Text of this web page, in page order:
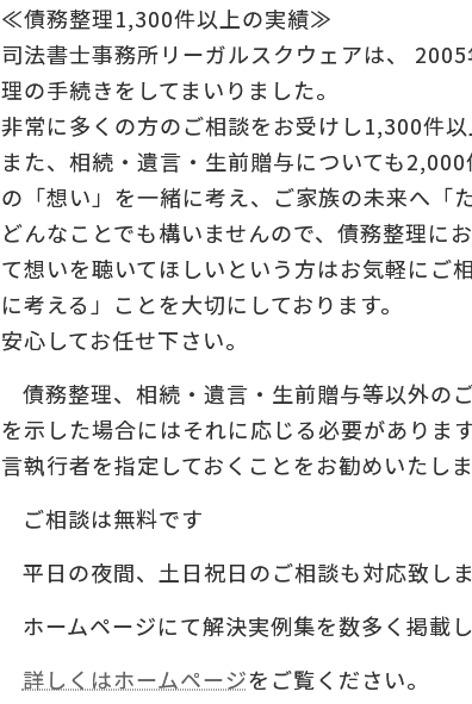
≪債務整理1,300件以上の実績≫
司法書士事務所リーガルスクウェアは、
理の手続きをしてまいりました。
非常に多くの方のご相談をお受けし1,300件以
また、相続・遺言・生前贈与についても
の「想い」を一緒に考え、ご家族の未来へ「
どんなことでも構いませんので、債務整理に
て想いを聴いてほしいという方はお気軽にご
に考える」ことを大切にしております。
安心してお任せ下さい。
債務整理、相続・遺言・生前贈与等以外の
を示した場合にはそれに応じる必要がありま
言執行者を指定しておくことをお勧めいたしま
ご相談は無料です
平日の夜間、土日祝日のご相談も対応致し
ホームページにて解決実例集を数多く掲載
詳しくはホームページをご覧ください。